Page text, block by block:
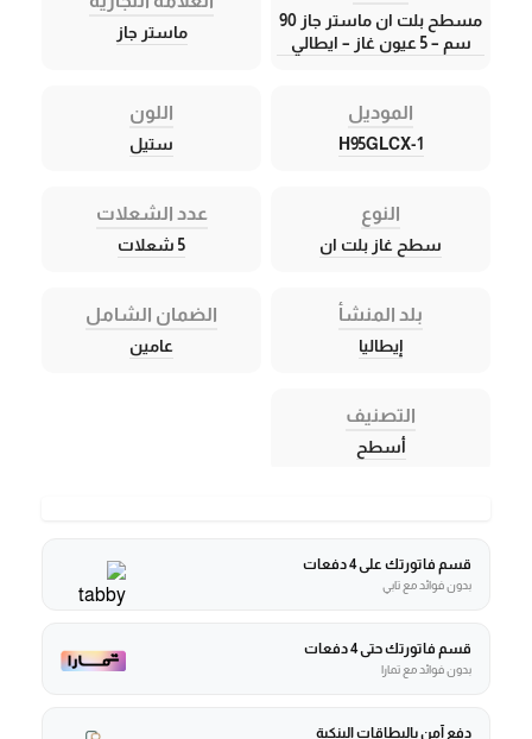
مسطح بلت ان ماستر جاز 90
سم – 5 عيون غاز – ايطالي
ماستر جاز
الموديل
H95GLCX-1
اللون
ستيل
النوع
سطح غاز بلت ان
عدد الشعلات
5 شعلات
بلد المنشأ
إيطاليا
الضمان الشامل
عامين
التصنيف
أسطح
قسم فاتورتك على 4 دفعات
بدون فوائد مع تابي
قسم فاتورتك حتى 4 دفعات
بدون فوائد مع تمارا
دفع آمن بالبطاقات البنكية